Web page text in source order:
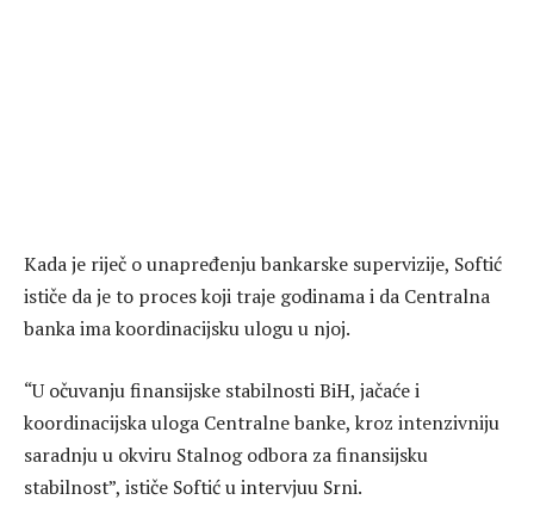
Kada je riječ o unapređenju bankarske supervizije, Softić
ističe da je to proces koji traje godinama i da Centralna
banka ima koordinacijsku ulogu u njoj.
“U očuvanju finansijske stabilnosti BiH, jačaće i
koordinacijska uloga Centralne banke, kroz intenzivniju
saradnju u okviru Stalnog odbora za finansijsku
stabilnost”, ističe Softić u intervjuu Srni.